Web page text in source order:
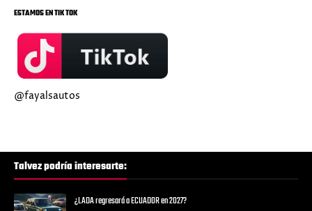
ESTAMOS EN TIK TOK
@fayalsautos
Talvez podría interesarte:
¿LADA regresará a ECUADOR en 2027?